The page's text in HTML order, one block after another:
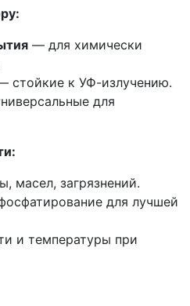
— для химически
стойкие к УФ-излучению.
для
масел, загрязнений.
для лучшей
и температуры при